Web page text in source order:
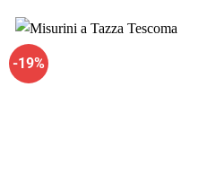
-19%